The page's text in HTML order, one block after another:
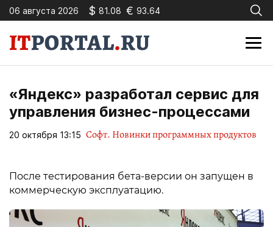
06 августа 2026 $ 81.08 € 93.64
«Яндекс» разработал сервис для
управления бизнес-процессами
20 октября 13:15 Софт. Новинки программных продуктов
После тестирования бета-версии он запущен в
коммерческую эксплуатацию.